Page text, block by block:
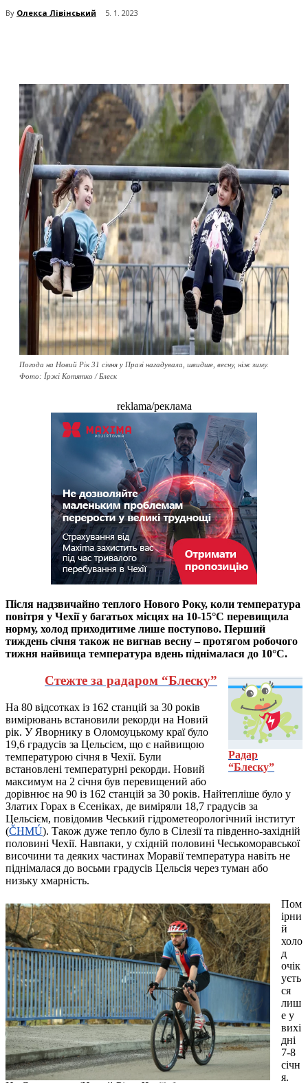
By Олекса Лівінський 5. 1. 2023
Погода на Новий Рік 31 січня у Празі нагадувала, швидше, весну, ніж зиму.
Фото: Їржі Котятко / Блеск
reklama/реклама
Після надзвичайно теплого Нового Року, коли температура
повітря у Чехії у багатьох місцях на 10-15°C перевищила
норму, холод приходитиме лише поступово. Перший
тиждень січня також не вигнав весну – протягом робочого
тижня найвища температура вдень піднімалася до 10°C.
Радар
“Блеску”
Стежте за радаром “Блеску”
На 80 відсотках із 162 станцій за 30 років
вимірювань встановили рекорди на Новий
рік. У Яворнику в Оломоуцькому краї було
19,6 градусів за Цельсієм, що є найвищою
температурою січня в Чехії. Були
встановлені температурні рекорди. Новий
максимум на 2 січня був перевищений або
дорівнює на 90 із 162 станцій за 30 років. Найтепліше було у
Златих Горах в Єсеніках, де виміряли 18,7 градусів за
Цельсієм, повідомив Чеський гідрометеорологічний інститут
(ČHMÚ). Також дуже тепло було в Сілезії та південно-західній
половині Чехії. Навпаки, у східній половині Чеськоморавської
височини та деяких частинах Моравії температура навіть не
піднімалася до восьми градусів Цельсія через туман або
низьку хмарність.
Пом
ірни
й
холо
д
очік
уєть
ся
лиш
е у
вихі
дні
7-8
січн
я.